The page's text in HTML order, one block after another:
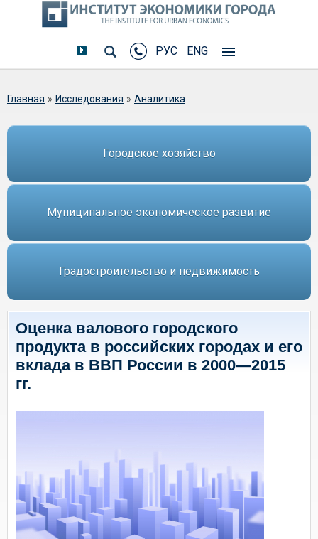
РУС ENG
Вы здесь
Главная » Исследования » Аналитика
Городское хозяйство
Муниципальное экономическое развитие
Градостроительство и недвижимость
Оценка валового городского
продукта в российских городах и его
вклада в ВВП России в 2000—2015
гг.